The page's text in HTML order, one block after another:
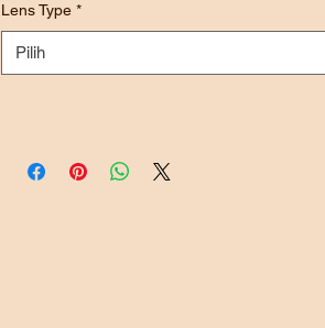
Lens Type *
Pilih